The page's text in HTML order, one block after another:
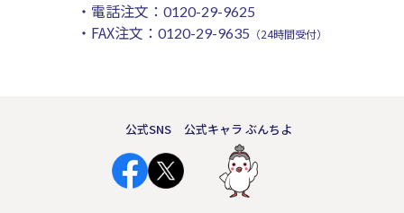
・電話注文： 0120-29-9625
・FAX注文： 0120-29-9635 （24時間受付）
公式SNS 公式キャラ ぶんちよ